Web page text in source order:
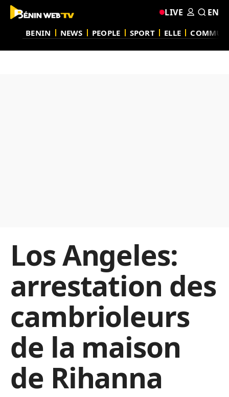
BENIN NEWS PEOPLE SPORT ELLE
LIVE EN
Los Angeles:
arrestation des
cambrioleurs
de la maison
de Rihanna